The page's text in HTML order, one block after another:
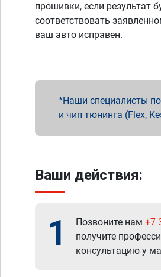
прошивки, если результат
соответствовать
ваш авто исправен.
Наши специалисты
и чип тюнинга (Flex,
Ваши действия:
1 Позвоните нам +7
получите
консультацию у